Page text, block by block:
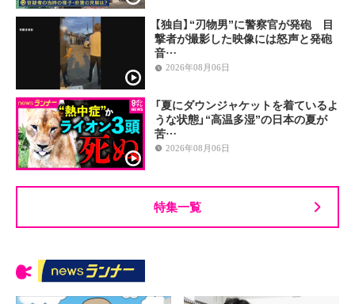
【独自】“刃物男”に警察官が発砲 目
撃者が撮影した映像には怒声と発砲
音…
2026年08月06日
「夏にダウンジャケットを着ているよ
うな状態」“高温多湿”の日本の夏が
苦…
2026年08月06日
特集一覧